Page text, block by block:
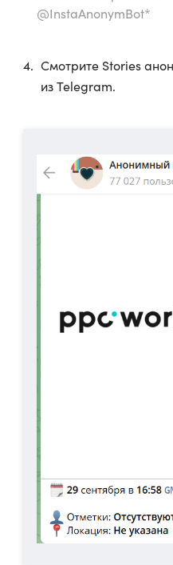
@InstaAnonymBot*
Смотрите Stories
из Telegram.